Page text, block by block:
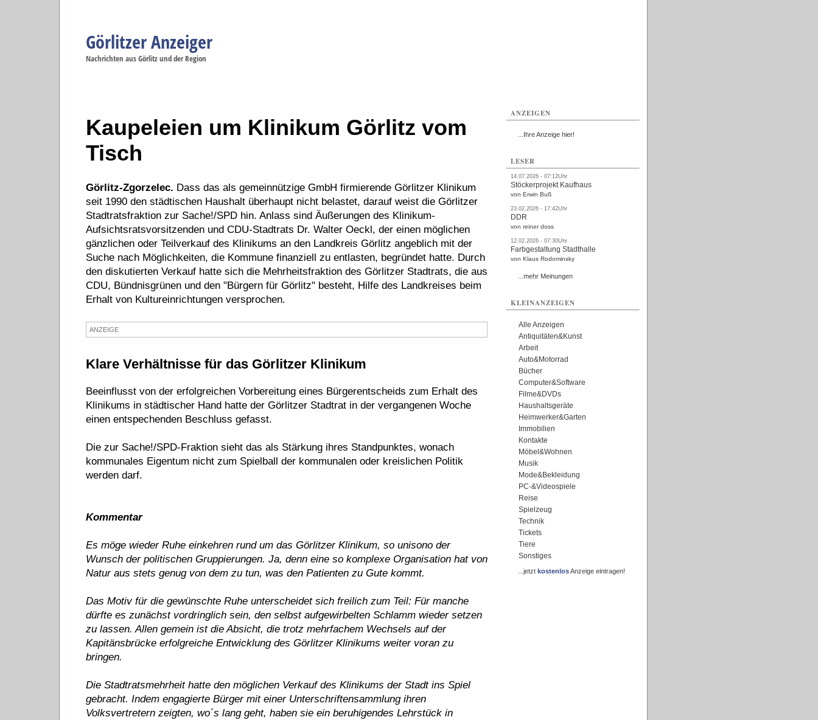
Görlitzer Anzeiger
Nachrichten aus Görlitz und der Region
Kaupeleien um Klinikum Görlitz vom
Tisch
Görlitz-Zgorzelec. Dass das als gemeinnützige GmbH firmierende Görlitzer Klinikum
seit 1990 den städtischen Haushalt überhaupt nicht belastet, darauf weist die Görlitzer
Stadtratsfraktion zur Sache!/SPD hin. Anlass sind Äußerungen des Klinikum-
Aufsichtsratsvorsitzenden und CDU-Stadtrats Dr. Walter Oeckl, der einen möglichen
gänzlichen oder Teilverkauf des Klinikums an den Landkreis Görlitz angeblich mit der
Suche nach Möglichkeiten, die Kommune finanziell zu entlasten, begründet hatte. Durch
den diskutierten Verkauf hatte sich die Mehrheitsfraktion des Görlitzer Stadtrats, die aus
CDU, Bündnisgrünen und den "Bürgern für Görlitz" besteht, Hilfe des Landkreises beim
Erhalt von Kultureinrichtungen versprochen.
ANZEIGE
Klare Verhältnisse für das Görlitzer Klinikum
Beeinflusst von der erfolgreichen Vorbereitung eines Bürgerentscheids zum Erhalt des
Klinikums in städtischer Hand hatte der Görlitzer Stadtrat in der vergangenen Woche
einen entspechenden Beschluss gefasst.
Die zur Sache!/SPD-Fraktion sieht das als Stärkung ihres Standpunktes, wonach
kommunales Eigentum nicht zum Spielball der kommunalen oder kreislichen Politik
werden darf.
Kommentar
Es möge wieder Ruhe einkehren rund um das Görlitzer Klinikum, so unisono der
Wunsch der politischen Gruppierungen. Ja, denn eine so komplexe Organisation hat von
Natur aus stets genug von dem zu tun, was den Patienten zu Gute kommt.
Das Motiv für die gewünschte Ruhe unterscheidet sich freilich zum Teil: Für manche
dürfte es zunächst vordringlich sein, den selbst aufgewirbelten Schlamm wieder setzen
zu lassen. Allen gemein ist die Absicht, die trotz mehrfachem Wechsels auf der
Kapitänsbrücke erfolgreiche Entwicklung des Görlitzer Klinikums weiter voran zu
bringen.
Die Stadtratsmehrheit hatte den möglichen Verkauf des Klinikums der Stadt ins Spiel
gebracht. Indem engagierte Bürger mit einer Unterschriftensammlung ihren
Volksvertretern zeigten, wo´s lang geht, haben sie ein beruhigendes Lehrstück in
ANZEIGEN
...Ihre Anzeige hier!
LESER
14.07.2026 - 07:12Uhr
Stöckerprojekt Kaufhaus
von Erwin Buß
23.02.2026 - 17:42Uhr
DDR
von reiner doss
12.02.2026 - 07:30Uhr
Farbgestaltung Stadthalle
von Klaus Rodominsky
...mehr Meinungen
KLEINANZEIGEN
Alle Anzeigen
Antiquitäten&Kunst
Arbeit
Auto&Motorrad
Bücher
Computer&Software
Filme&DVDs
Haushaltsgeräte
Heimwerker&Garten
Immobilien
Kontakte
Möbel&Wohnen
Musik
Mode&Bekleidung
PC-&Videospiele
Reise
Spielzeug
Technik
Tickets
Tiere
Sonstiges
...jetzt kostenlosAnzeige eintragen!